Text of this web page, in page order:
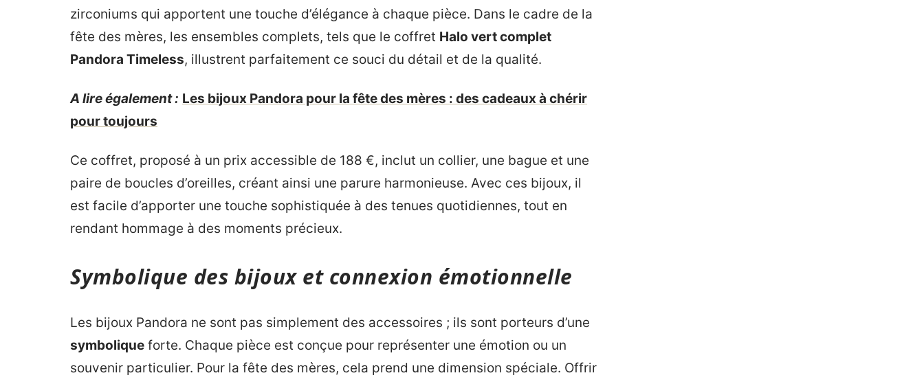
zirconiums qui apportent une touche d’élégance à chaque pièce. Dans le cadre de la
fête des mères, les ensembles complets, tels que le coffret Halo vert complet
Pandora Timeless, illustrent parfaitement ce souci du détail et de la qualité.
A lire également : Les bijoux Pandora pour la fête des mères : des cadeaux à chérir
pour toujours
Ce coffret, proposé à un prix accessible de 188 €, inclut un collier, une bague et une
paire de boucles d’oreilles, créant ainsi une parure harmonieuse. Avec ces bijoux, il
est facile d’apporter une touche sophistiquée à des tenues quotidiennes, tout en
rendant hommage à des moments précieux.
Symbolique des bijoux et connexion émotionnelle
Les bijoux Pandora ne sont pas simplement des accessoires ; ils sont porteurs d’une
symbolique forte. Chaque pièce est conçue pour représenter une émotion ou un
souvenir particulier. Pour la fête des mères, cela prend une dimension spéciale. Offrir